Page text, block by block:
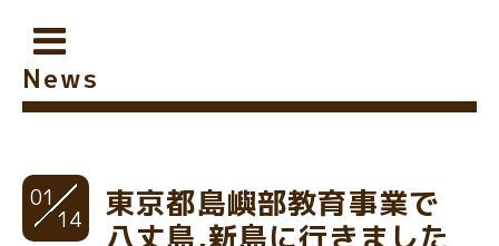
News
01
14
東京都島嶼部教育事業で
八丈島,新島に行きました